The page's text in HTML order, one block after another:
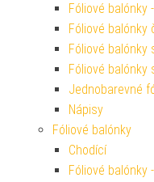
Fóliové balónky
Fóliové balónky
Fóliové
Fóliové balónky
Jednobarevné
Nápisy
Fóliové balónky
Chodící
Fóliové